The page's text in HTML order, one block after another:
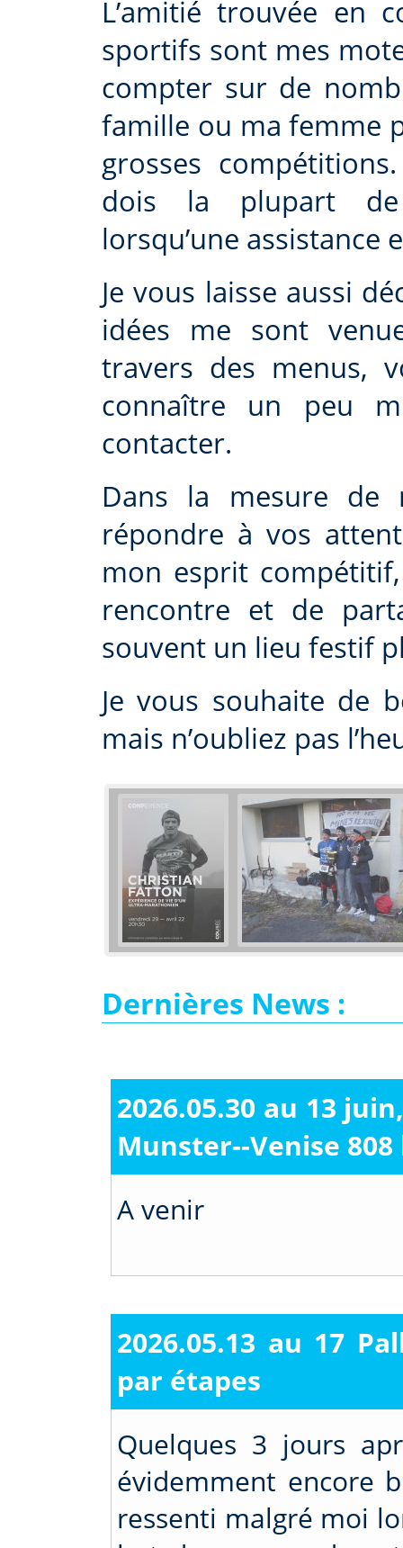
L’amitié trouvée en
sportifs sont mes
compter sur de
famille ou ma femme
grosses
dois la plupart de
lorsqu’une assistance
Je vous laisse aussi
idées me sont
travers des menus,
connaître un peu
contacter.
Dans la mesure de
répondre à vos
mon esprit
rencontre et de
souvent un lieu festif
Je vous souhaite de
mais n’oubliez pas
Dernières News :
2026.05.30 au 13
Munster--Venise 808
A venir
2026.05.13 au 17
par étapes
Quelques 3 jours
évidemment encore
ressenti malgré moi